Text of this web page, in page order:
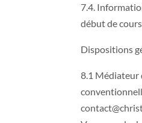
7.4.
début de
Dispositions
8.1 Médiateur